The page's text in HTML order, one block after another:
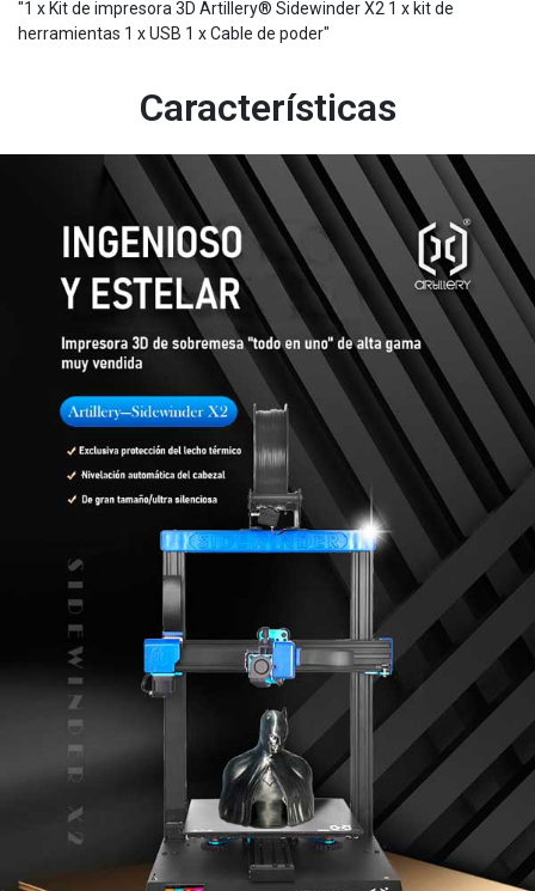
"1 x Kit de impresora 3D Artillery® Sidewinder X2 1 x kit de
herramientas 1 x USB 1 x Cable de poder"
Características